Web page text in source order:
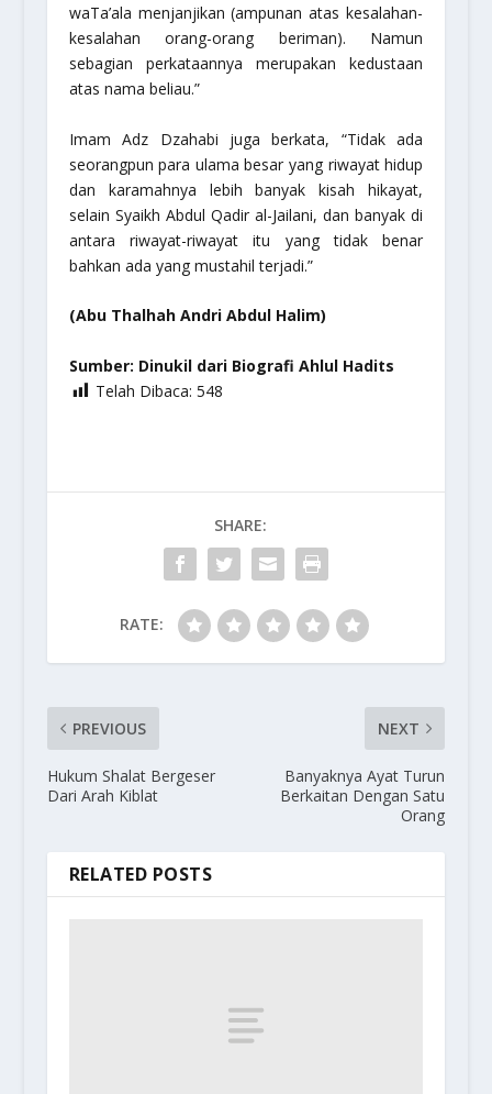
waTa’ala menjanjikan (ampunan atas kesalahan-
kesalahan orang-orang beriman). Namun
sebagian perkataannya merupakan kedustaan
atas nama beliau.”
Imam Adz Dzahabi juga berkata, “Tidak ada
seorangpun para ulama besar yang riwayat hidup
dan karamahnya lebih banyak kisah hikayat,
selain Syaikh Abdul Qadir al-Jailani, dan banyak di
antara riwayat-riwayat itu yang tidak benar
bahkan ada yang mustahil terjadi.”
(Abu Thalhah Andri Abdul Halim)
Sumber: Dinukil dari Biografi Ahlul Hadits
Telah Dibaca: 548
SHARE:
RATE:
PREVIOUS
Hukum Shalat Bergeser
Dari Arah Kiblat
NEXT
Banyaknya Ayat Turun
Berkaitan Dengan Satu
Orang
RELATED POSTS